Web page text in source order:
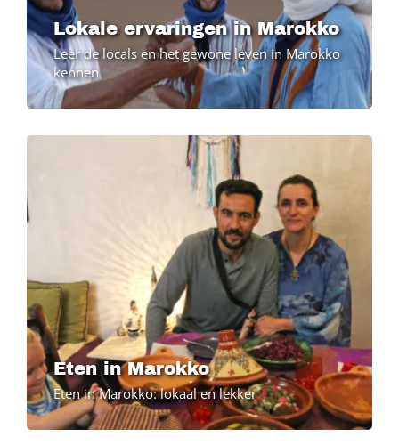
Lokale ervaringen in Marokko
Leer de locals en het gewone leven in Marokko
kennen
Eten in Marokko
Eten in Marokko: lokaal en lekker